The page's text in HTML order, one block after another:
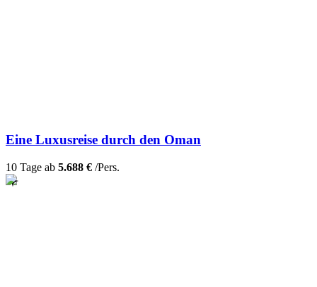
Eine Luxusreise durch den Oman
10 Tage ab 5.688 € /Pers.